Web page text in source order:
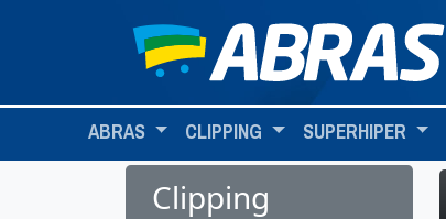
ABRAS CLIPPING SUPERHIPER
Clipping